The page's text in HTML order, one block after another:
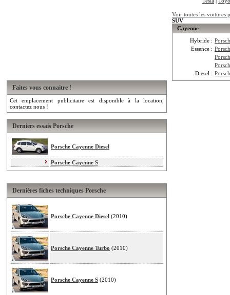
Faites vous connaitre !
Cet emplacement publicitaire est disponible à la location,
contactez nous !
Derniers essais Porsche
Porsche Cayenne Diesel
Porsche Cayenne S
Dernières fiches techniques Porsche
Porsche Cayenne Diesel (2010)
Porsche Cayenne Turbo (2010)
Porsche Cayenne S (2010)
Voir toutes les voitures
SUV
Cayenne
Hybride :
Essence :
Diesel :